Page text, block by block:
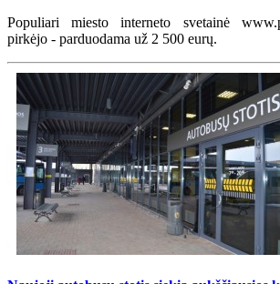
Populiari miesto interneto svetainė
pirkėjo - parduodama už 2 500 eurų.